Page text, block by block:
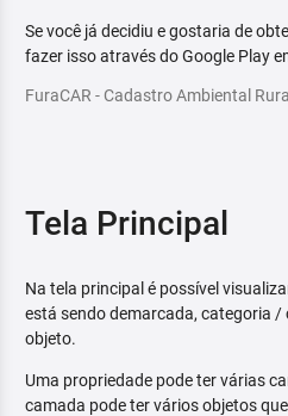
Se você já decidiu e gostaria de
fazer isso através do Google Play
FuraCAR - Cadastro Ambiental Rural
Tela Principal
Na tela principal é possível
está sendo demarcada, categoria /
objeto.
Uma propriedade pode ter várias
camada pode ter vários objetos